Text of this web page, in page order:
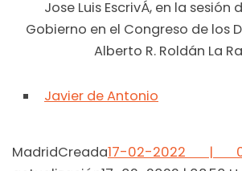
Jose Luis EscrivÁ, en la sesión
Gobierno en el Congreso de los
Alberto R. Roldán La
Javier de Antonio
MadridCreada17-02-2022 |